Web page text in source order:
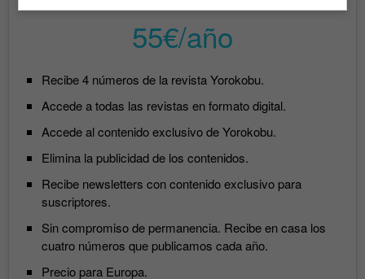
55€/año
Recibe 4 números de la revista Yorokobu.
Accede a todas las revistas en formato digital.
Accede al contenido exclusivo de Yorokobu.
Elimina la publicidad de los contenidos.
Recibe newsletters con contenido exclusivo para
suscriptores.
Sin compromiso de permanencia. Recibe en casa los
cuatro números que publicamos cada año.
Precio para Europa.